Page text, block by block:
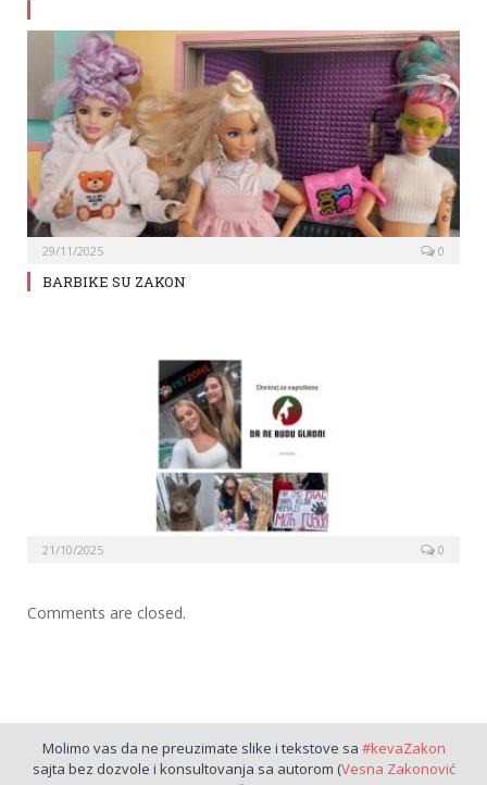
29/11/2025 0
BARBIKE SU ZAKON
21/10/2025 0
Comments are closed.
Molimo vas da ne preuzimate slike i tekstove sa #kevaZakon
sajta bez dozvole i konsultovanja sa autorom (Vesna Zakonović